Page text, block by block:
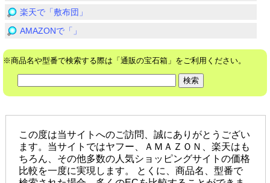
楽天で「敷布団」
AMAZONで「」
※商品名や型番で検索する際は「通販の宝石箱」をご利用ください。
この度は当サイトへのご訪問、誠にありがとうござい
ます。当サイトではヤフー、ＡＭＡＺＯＮ、楽天はも
ちろん、その他多数の人気ショッピングサイトの価格
比較を一度に実現します。 とくに、商品名、型番で